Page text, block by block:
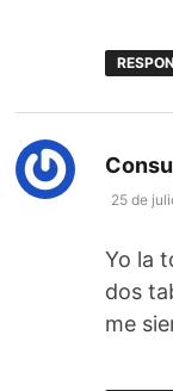
25 de
Yo la
dos
me